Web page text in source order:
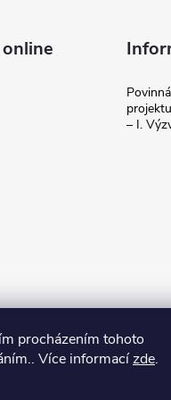
procházením tohoto
Více informacízde.
– I.